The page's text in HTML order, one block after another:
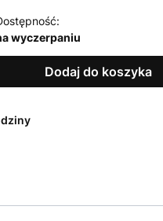
wyczerpaniu
Dodaj do koszyka